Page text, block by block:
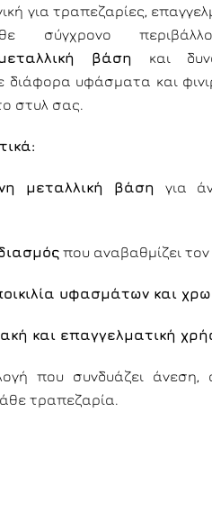
για τραπεζαρίες,
σύγχρονο
βάση
και
διάφορα υφάσματα και
στυλ σας.
μεταλλική βάση
για
που αναβαθμίζει
υφασμάτων και
και επαγγελματική
που συνδυάζει άνεση,
τραπεζαρία.